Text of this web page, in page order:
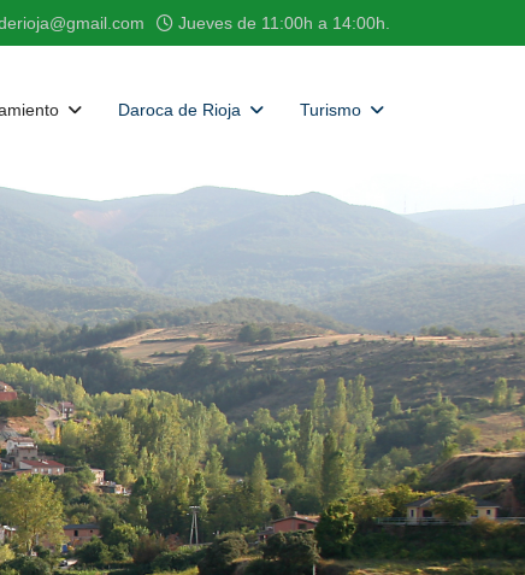
Jueves de 11:00h a 14:00h.
Daroca de Rioja Turismo